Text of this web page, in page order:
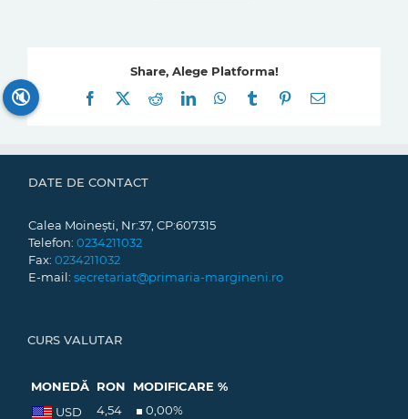
Share, Alege Platforma!
Facebook
RedditLinkedInWhatsApp
Tumblr Pinterest
E-
DATE DE CONTACT
Calea Moinești, Nr:37, CP:607315
Telefon: 0234211032
Fax: 0234211032
E-mail: secretariat@primaria-margineni.ro
CURS VALUTAR
MONEDĂ RON
MODIFICARE %
USD
4,54 0,00%
🔇